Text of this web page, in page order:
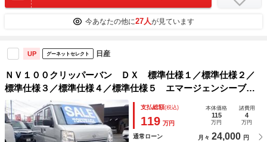
今あなたの他に27人が見ています
UP グーネットセレクト 日産
ＮＶ１００クリッパーバン ＤＸ 標準仕様１／標準仕様２／
標準仕様３／標準仕様４／標準仕様５ エマージェンシーブレ
ーキ オートライト ハイルーフ ＡＭ／ＦＭラジオ付き 両
側スライドドア Ｒ０６Ａエンジン ＣＶＴ ２ＷＤ Ａエ
アコン
支払総額(税込)
119 万円
本体価格
115
万円
諸費用
4
万円
通常ローン 月々 24,000 円